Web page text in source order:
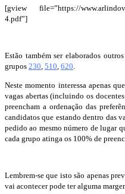
[gview file=”https://
4.pdf”]
Estão também ser elaborados
grupos 230, 510, 620.
Neste momento interessa apenas
vagas abertas (incluindo os
preencham a ordenação das
candidatos que estando dentro das
pedido ao mesmo número de lugar
cada grupo atinga os 100% de
Lembrem-se que isto são apenas
vai acontecer pode ter alguma